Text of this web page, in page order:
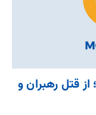
قتل رهبران و